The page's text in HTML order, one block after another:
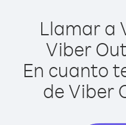
Llamar a
Viber
En cuanto
de Viber